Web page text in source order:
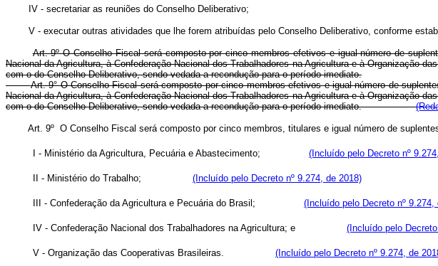
IV - secretariar as reuniões do Conselho Deliberativo;
V - executar outras atividades que lhe forem atribuídas pelo Conselho Deliberativo, conforme
Art. 9º O Conselho Fiscal será composto por cinco membros efetivos e igual número de
Nacional da Agricultura, à Confederação Nacional dos Trabalhadores na Agricultura e à Organização
com o do Conselho Deliberativo, sendo vedada a recondução para o período imediato.
Art. 9° O Conselho Fiscal será composto por cinco membros efetivos e igual número de
Nacional da Agricultura, à Confederação Nacional dos Trabalhadores na Agricultura e à Organização
com o do Conselho Deliberativo, sendo vedada a recondução para o período imediato.
Art. 9º O Conselho Fiscal será composto por cinco membros, titulares e igual número de
I - Ministério da Agricultura, Pecuária e Abastecimento; (Incluído pelo Decreto nº
II - Ministério do Trabalho; (Incluído pelo Decreto nº 9.274, de 2018)
III - Confederação da Agricultura e Pecuária do Brasil; (Incluído pelo Decreto nº 9.274,
IV - Confederação Nacional dos Trabalhadores na Agricultura; e (Incluído pelo
V - Organização das Cooperativas Brasileiras. (Incluído pelo Decreto nº 9.274, de